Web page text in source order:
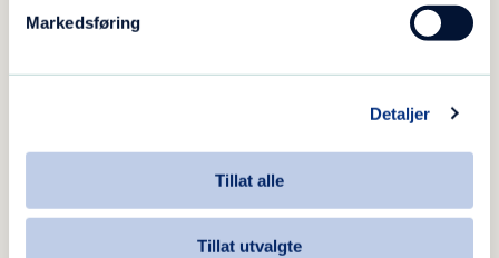
Markedsføring
Detaljer
Tillat alle
Tillat utvalgte
Vi er en del av Blå Kors Øst. Her er ansatte der:
Eva Christin Fjellbu
direktør Blå Kors Øst
+47 947 91 800
[email protected]